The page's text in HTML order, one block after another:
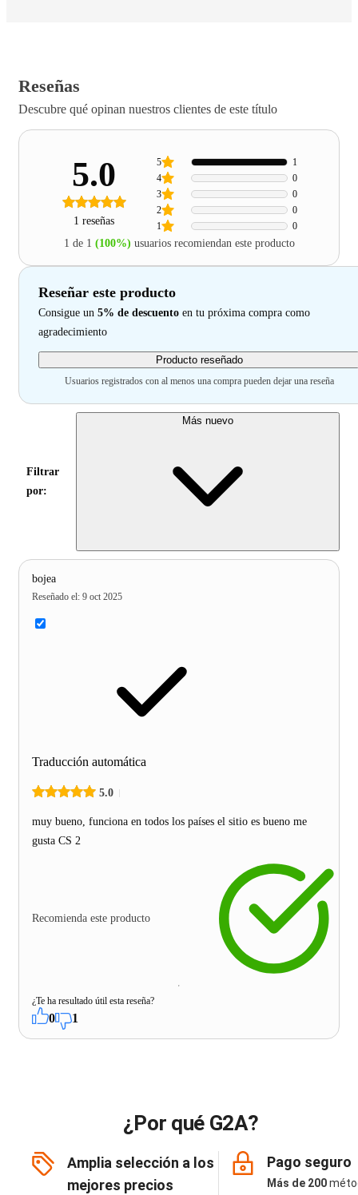
Reseñas
Descubre qué opinan nuestros clientes de este título
5.0
1 reseñas 1 0
2 0
3 0
4 0
5 1
1 de 1 (100%) usuarios recomiendan este producto
Reseñar este producto
Consigue un 5% de descuento en tu próxima compra como
agradecimiento
Producto reseñado
Usuarios registrados con al menos una compra pueden dejar una reseña
Filtrar
por:
Más nuevo
bojea
Reseñado el: 9 oct 2025
Traducción automática
5.0
muy bueno, funciona en todos los países el sitio es bueno me
gusta CS 2
Recomienda este producto
¿Te ha resultado útil esta reseña?
0 1
¿Por qué G2A?
Amplia selección a los
mejores precios
Pago seguro
Más de 200